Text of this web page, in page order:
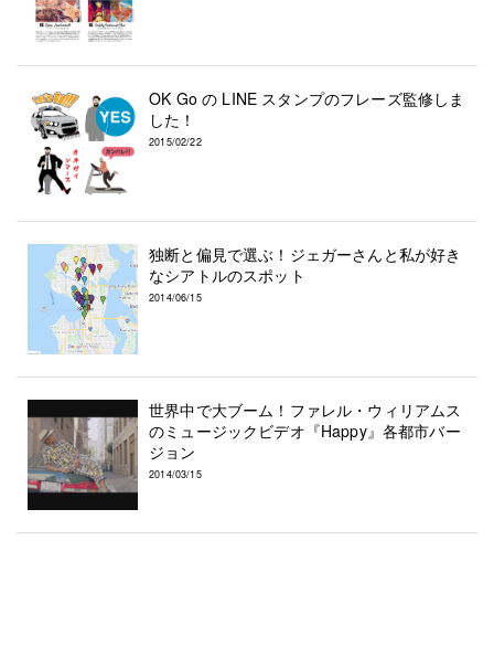
OK Go の LINE スタンプのフレーズ監修しま
した！
2015/02/22
独断と偏見で選ぶ！ジェガーさんと私が好き
なシアトルのスポット
2014/06/15
世界中で大ブーム！ファレル・ウィリアムス
のミュージックビデオ『Happy』各都市バー
ジョン
2014/03/15